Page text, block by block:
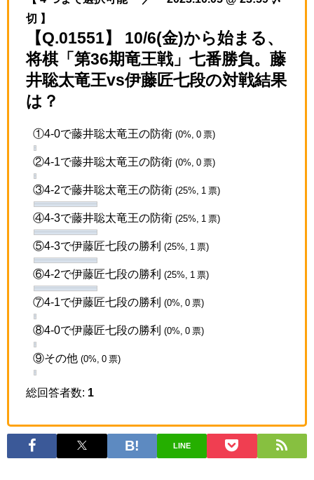
切 】
【Q.01551】 10/6(金)から始まる、
将棋「第36期竜王戦」七番勝負。藤
井聡太竜王vs伊藤匠七段の対戦結果
は？
①4-0で藤井聡太竜王の防衛 (0%, 0 票)
②4-1で藤井聡太竜王の防衛 (0%, 0 票)
③4-2で藤井聡太竜王の防衛 (25%, 1 票)
④4-3で藤井聡太竜王の防衛 (25%, 1 票)
⑤4-3で伊藤匠七段の勝利 (25%, 1 票)
⑥4-2で伊藤匠七段の勝利 (25%, 1 票)
⑦4-1で伊藤匠七段の勝利 (0%, 0 票)
⑧4-0で伊藤匠七段の勝利 (0%, 0 票)
⑨その他 (0%, 0 票)
総回答者数: 1
LINE